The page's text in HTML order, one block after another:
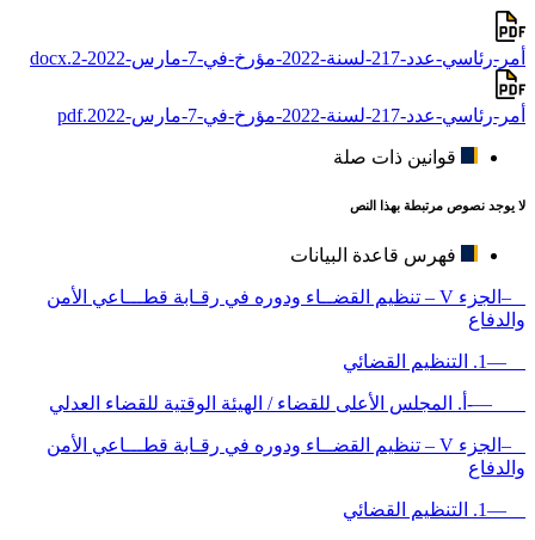
أمر-رئاسي-عدد-217-لسنة-2022-مؤرخ-في-7-مارس-2022-2.docx
أمر-رئاسي-عدد-217-لسنة-2022-مؤرخ-في-7-مارس-2022.pdf
قوانين ذات صلة
لا يوجد نصوص مرتبطة بهذا النص
فهرس قاعدة البيانات
–الجزء V – تنظيم القضــاء ودوره في رقـابة قطـــاعي الأمن
والدفاع
—1. التنظيم القضائي
—-أ. المجلس الأعلى للقضاء / الهيئة الوقتية للقضاء العدلي
–الجزء V – تنظيم القضــاء ودوره في رقـابة قطـــاعي الأمن
والدفاع
—1. التنظيم القضائي